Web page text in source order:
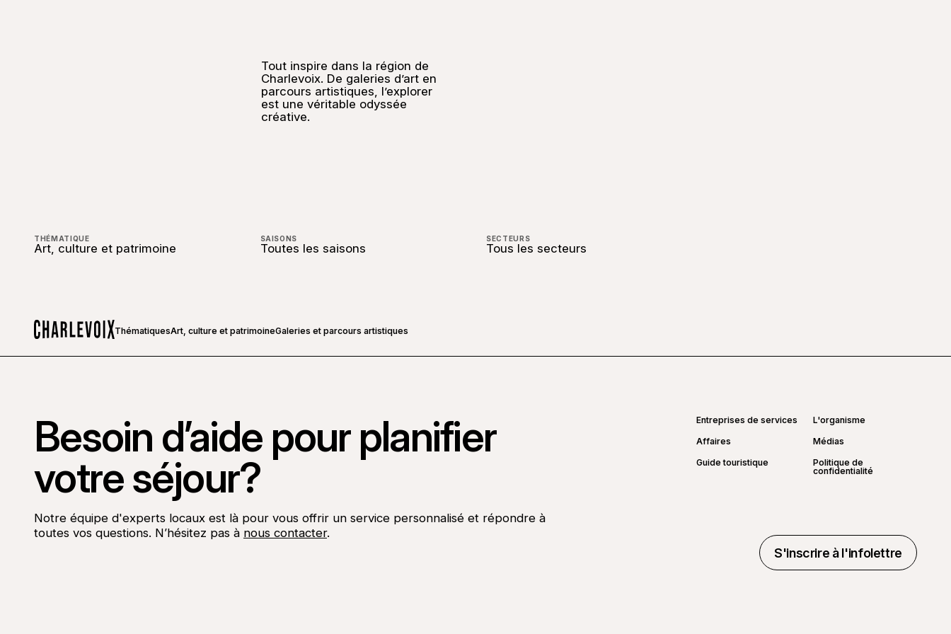
Tout inspire dans la région de
Charlevoix. De galeries d’art en
parcours artistiques, l’explorer
est une véritable odyssée
créative.
THÉMATIQUE
Art, culture et patrimoine
SAISONS
Toutes les saisons
SECTEURS
Tous les secteurs
ThématiquesArt, culture et patrimoineGaleries et parcours artistiques
Besoin d’aide pour planifier
votre séjour?
Notre équipe d'experts locaux est là pour vous offrir un service personnalisé et répondre à
toutes vos questions. N’hésitez pas à nous contacter.
Entreprises de services
L'organisme
Affaires
Médias
Guide touristique
Politique de
confidentialité
S'inscrire à l'infolettre
S'inscrire à l'infolettre